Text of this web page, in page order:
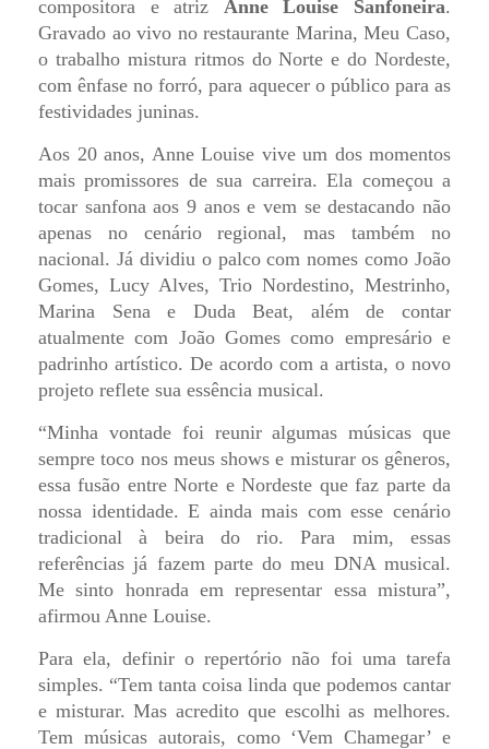
compositora e atriz Anne Louise Sanfoneira.
Gravado ao vivo no restaurante Marina, Meu Caso,
o trabalho mistura ritmos do Norte e do Nordeste,
com ênfase no forró, para aquecer o público para as
festividades juninas.
Aos 20 anos, Anne Louise vive um dos momentos
mais promissores de sua carreira. Ela começou a
tocar sanfona aos 9 anos e vem se destacando não
apenas no cenário regional, mas também no
nacional. Já dividiu o palco com nomes como João
Gomes, Lucy Alves, Trio Nordestino, Mestrinho,
Marina Sena e Duda Beat, além de contar
atualmente com João Gomes como empresário e
padrinho artístico. De acordo com a artista, o novo
projeto reflete sua essência musical.
“Minha vontade foi reunir algumas músicas que
sempre toco nos meus shows e misturar os gêneros,
essa fusão entre Norte e Nordeste que faz parte da
nossa identidade. E ainda mais com esse cenário
tradicional à beira do rio. Para mim, essas
referências já fazem parte do meu DNA musical.
Me sinto honrada em representar essa mistura”,
afirmou Anne Louise.
Para ela, definir o repertório não foi uma tarefa
simples. “Tem tanta coisa linda que podemos cantar
e misturar. Mas acredito que escolhi as melhores.
Tem músicas autorais, como ‘Vem Chamegar’ e